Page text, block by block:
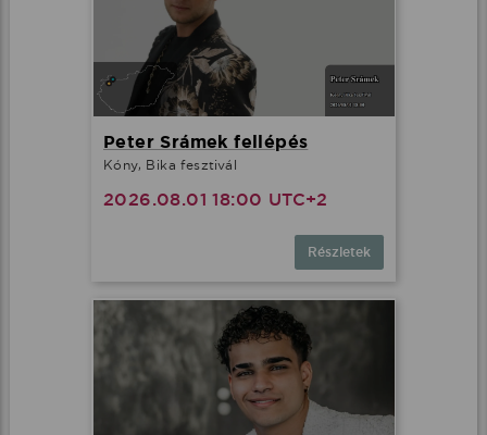
Peter Srámek fellépés
Kóny, Bika fesztivál
2026.08.01 18:00 UTC+2
Részletek